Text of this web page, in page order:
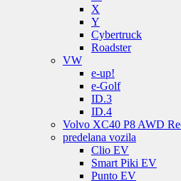
X
Y
Cybertruck
Roadster
VW
e-up!
e-Golf
ID.3
ID.4
Volvo XC40 P8 AWD
predelana vozila
Clio EV
Smart Piki EV
Punto EV